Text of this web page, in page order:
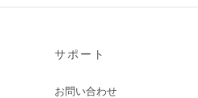
サポート
お問い合わせ